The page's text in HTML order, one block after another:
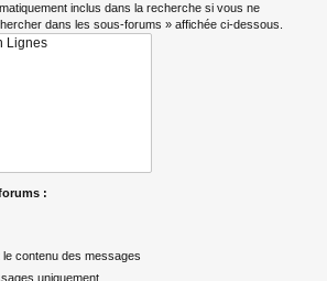
inclus dans la recherche si vous ne
dans les sous-forums » affichée ci-dessous.
:
le contenu des messages
uniquement